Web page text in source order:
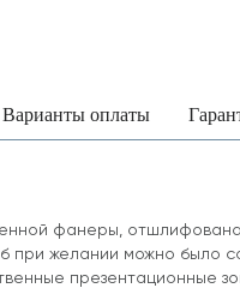
Варианты оплаты
фанеры,
желании можно было
презентационные